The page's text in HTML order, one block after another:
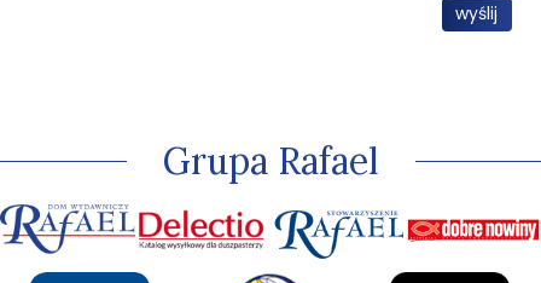
wyślij
Grupa Rafael